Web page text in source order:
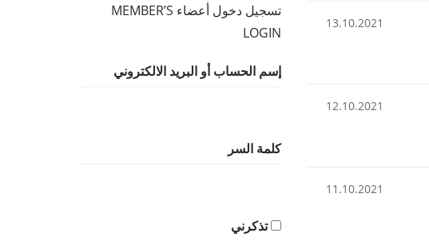
13.10.2021
12.10.2021
11.10.2021
تسجيل دخول أعضاء MEMBER’S
LOGIN
إسم الحساب أو البريد الالكتروني
كلمة السر
تذكرني